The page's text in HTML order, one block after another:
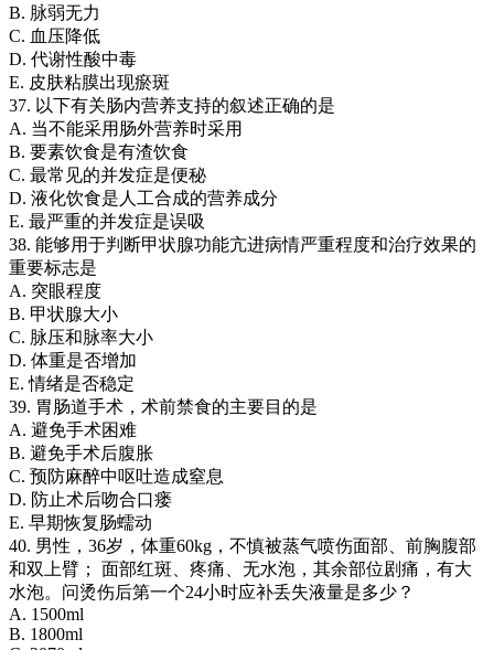
B. 脉弱无力
C. 血压降低
D. 代谢性酸中毒
E. 皮肤粘膜出现瘀斑
37. 以下有关肠内营养支持的叙述正确的是
A. 当不能采用肠外营养时采用
B. 要素饮食是有渣饮食
C. 最常见的并发症是便秘
D. 液化饮食是人工合成的营养成分
E. 最严重的并发症是误吸
38. 能够用于判断甲状腺功能亢进病情严重程度和治疗效果的
重要标志是
A. 突眼程度
B. 甲状腺大小
C. 脉压和脉率大小
D. 体重是否增加
E. 情绪是否稳定
39. 胃肠道手术，术前禁食的主要目的是
A. 避免手术困难
B. 避免手术后腹胀
C. 预防麻醉中呕吐造成窒息
D. 防止术后吻合口瘘
E. 早期恢复肠蠕动
40. 男性，36岁，体重60kg，不慎被蒸气喷伤面部、前胸腹部
和双上臂； 面部红斑、疼痛、无水泡，其余部位剧痛，有大
水泡。问烫伤后第一个24小时应补丢失液量是多少？
A. 1500ml
B. 1800ml